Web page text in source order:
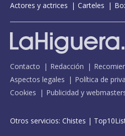
Actores y actrices
Carteles
Contacto Redacción
Aspectos legales
Política de
Cookies
Publicidad y
Otros servicios: Chistes |